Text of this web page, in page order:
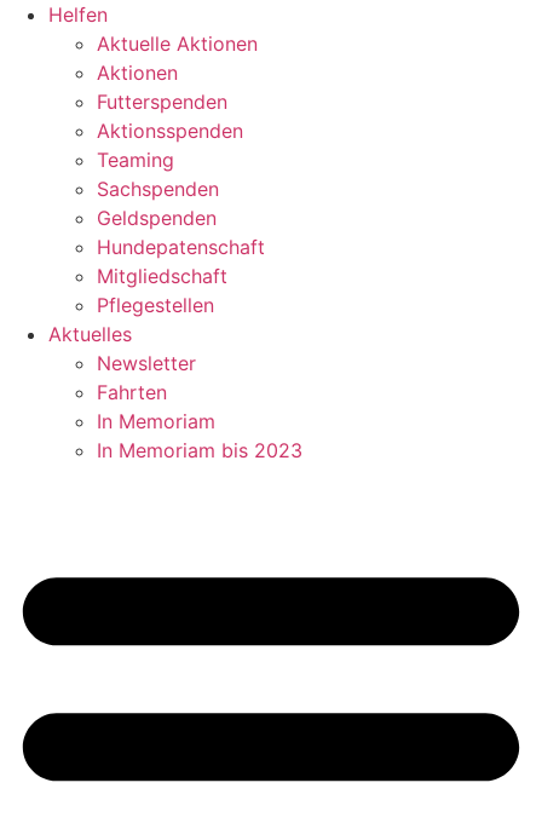
Helfen
Aktuelle Aktionen
Aktionen
Futterspenden
Aktionsspenden
Teaming
Sachspenden
Geldspenden
Hundepatenschaft
Mitgliedschaft
Pflegestellen
Aktuelles
Newsletter
Fahrten
In Memoriam
In Memoriam bis 2023